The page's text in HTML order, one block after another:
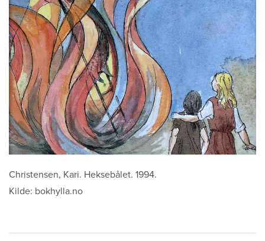
Sitemap
Christensen, Kari. Heksebålet. 1994.
Kilde: bokhylla.no